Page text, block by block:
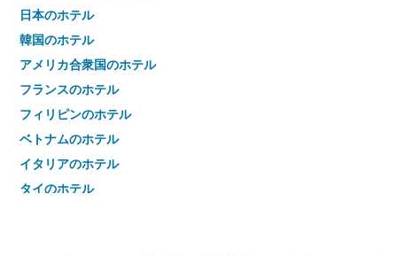
日本のホテル
韓国のホテル
アメリカ合衆国のホテル
フランスのホテル
フィリピンのホテル
ベトナムのホテル
イタリアのホテル
タイのホテル